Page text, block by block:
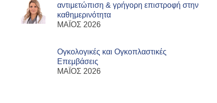
αντιμετώπιση & γρήγορη επιστροφή στην
καθημερινότητα
ΜΑΪΟΣ 2026
Ογκολογικές και Ογκοπλαστικές
Επεμβάσεις
ΜΑΪΟΣ 2026